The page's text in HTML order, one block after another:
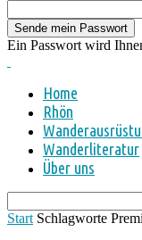
Ein Passwort wird
Home
Rhön
Wanderliteratur
Über uns
Start Schlagworte